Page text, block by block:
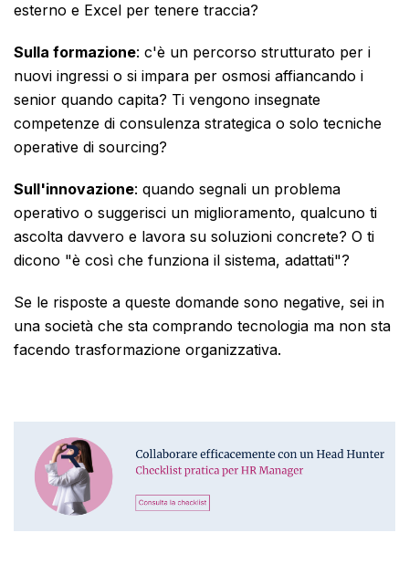
esterno e Excel per tenere traccia?
Sulla formazione: c'è un percorso strutturato per i
nuovi ingressi o si impara per osmosi affiancando i
senior quando capita? Ti vengono insegnate
competenze di consulenza strategica o solo tecniche
operative di sourcing?
Sull'innovazione: quando segnali un problema
operativo o suggerisci un miglioramento, qualcuno ti
ascolta davvero e lavora su soluzioni concrete? O ti
dicono "è così che funziona il sistema, adattati"?
Se le risposte a queste domande sono negative, sei in
una società che sta comprando tecnologia ma non sta
facendo trasformazione organizzativa.